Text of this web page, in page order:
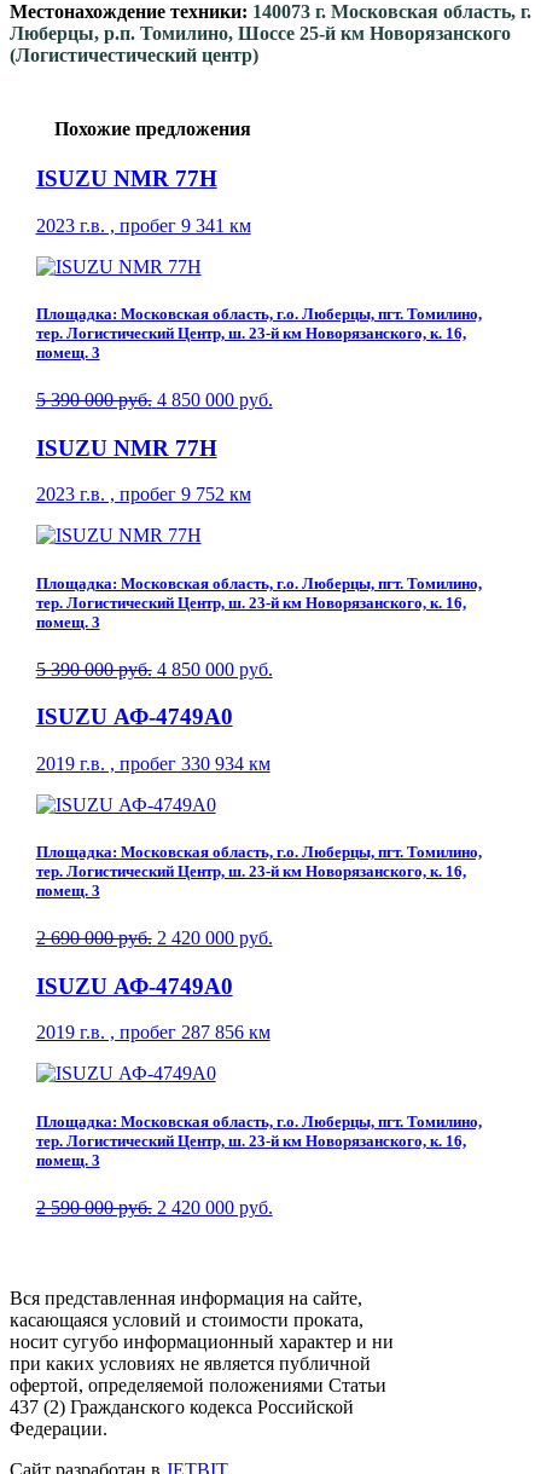
Местонахождение техники: 140073 г. Московская область, г.
Люберцы, р.п. Томилино, Шоссе 25-й км Новорязанского
(Логистичестический центр)
Похожие предложения
ISUZU NMR 77H
2023 г.в. , пробег 9 341 км
Площадка: Московская область, г.о. Люберцы, пгт. Томилино,
тер. Логистический Центр, ш. 23-й км Новорязанского, к. 16,
помещ. 3
5 390 000 руб. 4 850 000 руб.
ISUZU NMR 77H
2023 г.в. , пробег 9 752 км
Площадка: Московская область, г.о. Люберцы, пгт. Томилино,
тер. Логистический Центр, ш. 23-й км Новорязанского, к. 16,
помещ. 3
5 390 000 руб. 4 850 000 руб.
ISUZU АФ-4749A0
2019 г.в. , пробег 330 934 км
Площадка: Московская область, г.о. Люберцы, пгт. Томилино,
тер. Логистический Центр, ш. 23-й км Новорязанского, к. 16,
помещ. 3
2 690 000 руб. 2 420 000 руб.
ISUZU АФ-4749A0
2019 г.в. , пробег 287 856 км
Площадка: Московская область, г.о. Люберцы, пгт. Томилино,
тер. Логистический Центр, ш. 23-й км Новорязанского, к. 16,
помещ. 3
2 590 000 руб. 2 420 000 руб.
Вся представленная информация на сайте,
касающаяся условий и стоимости проката,
носит сугубо информационный характер и ни
при каких условиях не является публичной
офертой, определяемой положениями Статьи
437 (2) Гражданского кодекса Российской
Федерации.
Сайт разработан в JETBIT